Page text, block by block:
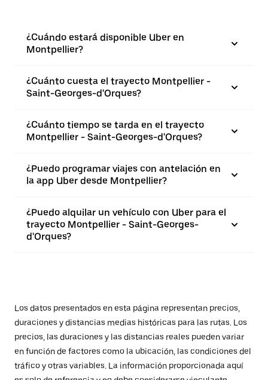
¿Cuándo estará disponible Uber en
Montpellier?
¿Cuánto cuesta el trayecto Montpellier -
Saint-Georges-d'Orques?
¿Cuánto tiempo se tarda en el trayecto
Montpellier - Saint-Georges-d'Orques?
¿Puedo programar viajes con antelación en
la app Uber desde Montpellier?
¿Puedo alquilar un vehículo con Uber para el
trayecto Montpellier - Saint-Georges-
d'Orques?
Los datos presentados en esta página representan precios,
duraciones y distancias medias históricas para las rutas. Los
precios, las duraciones y las distancias reales pueden variar
en función de factores como la ubicación, las condiciones del
tráfico y otras variables. La información proporcionada aquí